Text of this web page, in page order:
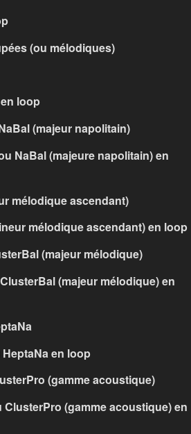
(ou mélodiques)
loop
(majeur napolitain)
NaBal (majeure napolitain) en
mélodique ascendant)
mélodique ascendant) en loop
(majeur mélodique)
(majeur mélodique) en
en loop
(gamme acoustique)
ClusterPro (gamme acoustique) en